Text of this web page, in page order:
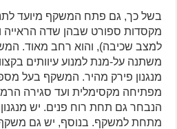
בשל כך, גם פתח המשקף מיועד
מקסדות ספורט שבהן שדה הראייה
למצב שכיבה), והוא רחב מאוד.
משתנה על-מנת למנוע עיוותים
מנגנון פירק מהיר. המשקף בעל
מפתיחה מקסימלית ועד סגירה
הנבחר גם תחת רוח פנים. יש
מתחת למשקף. בנוסף, יש גם